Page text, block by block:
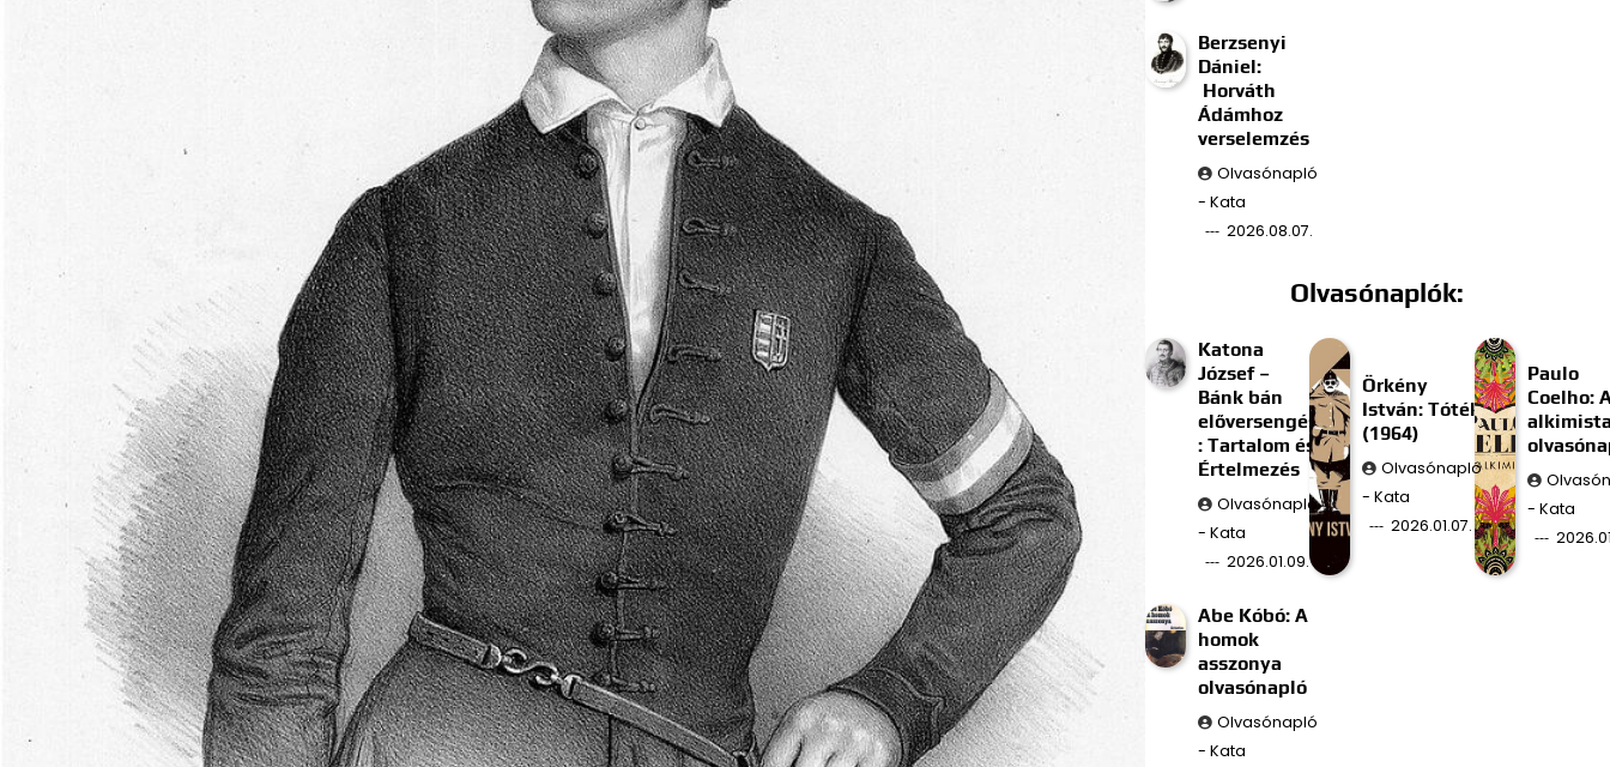
Berzsenyi
Dániel:
Horváth
Ádámhoz
verselemzés
Olvasónapló
- Kata
2026.08.07.
Olvasónaplók:
Katona
József –
Bánk bán
előversengés
: Tartalom és
Értelmezés
Olvasónapló
- Kata
2026.01.09.
Örkény
István: Tóték
(1964)
Olvasónapló
- Kata
2026.01.07.
Paulo
Coelho:
- Kata
Abe Kóbó: A
homok
asszonya
olvasónapló
Olvasónapló
- Kata